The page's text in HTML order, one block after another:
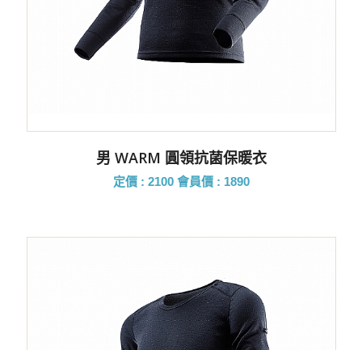
男 WARM 圓領抗菌保暖衣
定價 : 2100 會員價 : 1890